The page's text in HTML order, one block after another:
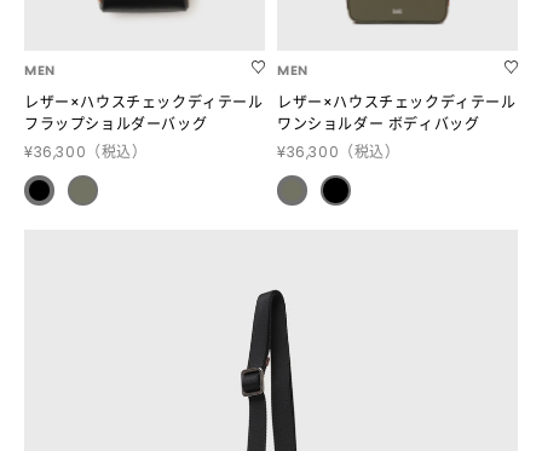
MEN
レザー×ハウスチェックディテール
フラップショルダーバッグ
¥36,300 （税込）
MEN
レザー×ハウスチェックディテール
ワンショルダー ボディバッグ
¥36,300 （税込）